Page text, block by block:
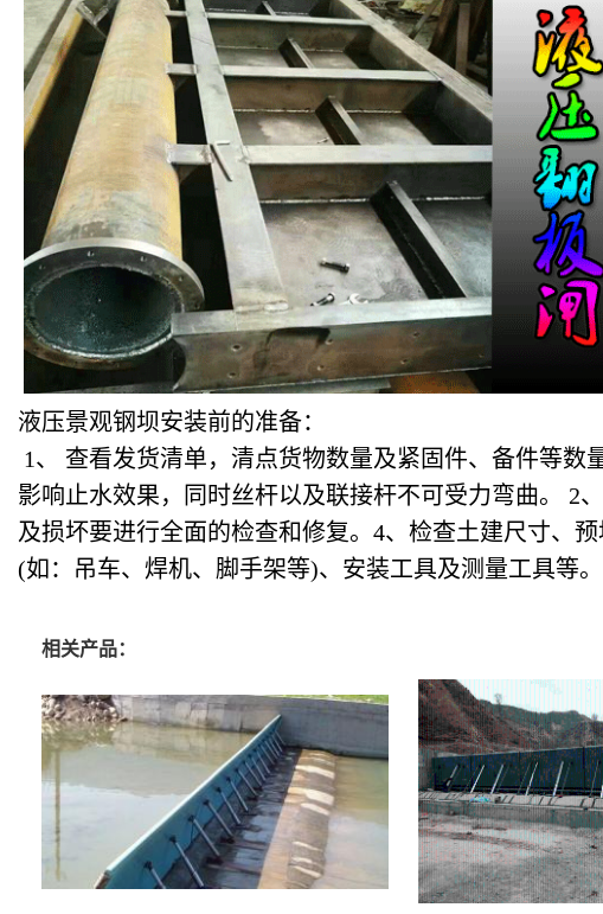
液压景观钢坝安装前的准备：
1、 查看发货清单，清点货物数量及紧固件、备件等
影响止水效果，同时丝杆以及联接杆不可受力弯曲。 2
及损坏要进行全面的检查和修复。4、检查土建尺寸、
(如：吊车、焊机、脚手架等)、安装工具及测量工具等。
相关产品：